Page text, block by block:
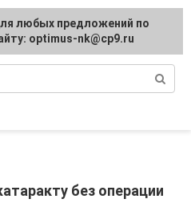
без операции
любых предложений по
optimus-nk@cp9.ru